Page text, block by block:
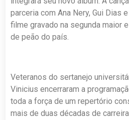
parceria com Ana Nery, Gui Dias
filme gravado na segunda maior
de peão do país.
Veteranos do sertanejo
Vinicius encerraram a
toda a força de um repertório
mais de duas décadas de